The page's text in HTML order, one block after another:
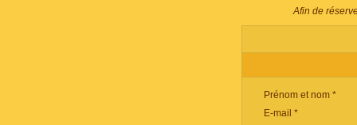
Afin de
Prénom et nom *
E-mail *